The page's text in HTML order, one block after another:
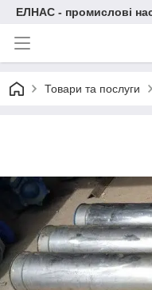
ЕЛНАС - промислові
Товари та послуги